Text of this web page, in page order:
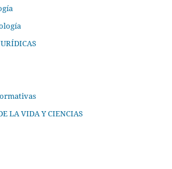
LA VIDA Y CIENCIAS